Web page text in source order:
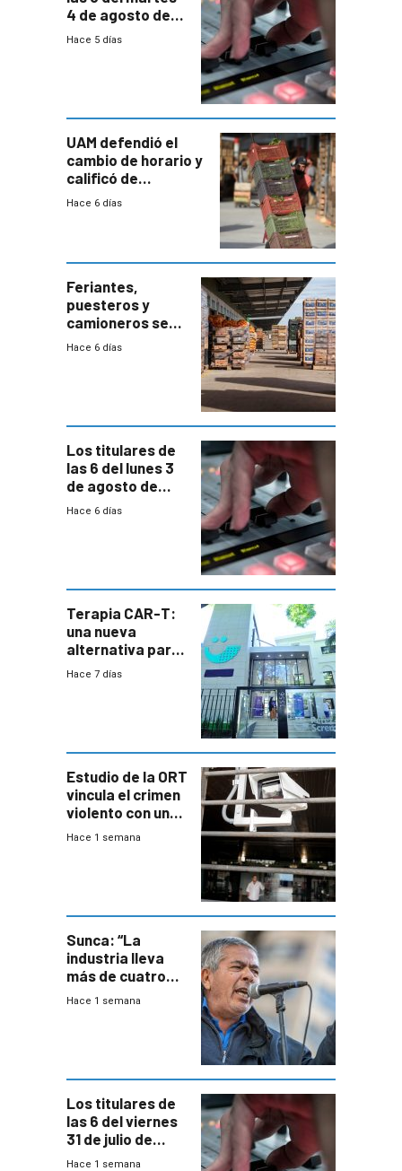
4 de agosto de
2026
Hace 5 días
UAM defendió el
cambio de horario y
calificó de
“desproporcionado”
Hace 6 días
Feriantes,
puesteros y
camioneros se
movilizaron en
Hace 6 días
Los titulares de
las 6 del lunes 3
de agosto de
2026
Hace 6 días
Terapia CAR-T:
una nueva
alternativa para
niños y
Hace 7 días
Estudio de la ORT
vincula el crimen
violento con una
menor creación
Hace 1 semana
Sunca: “La
industria lleva
más de cuatro
meses sin
Hace 1 semana
Los titulares de
las 6 del viernes
31 de julio de
2026
Hace 1 semana